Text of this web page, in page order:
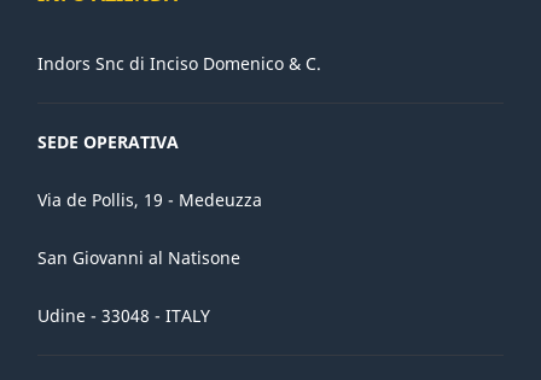
Indors Snc di Inciso Domenico & C.
SEDE OPERATIVA
Via de Pollis, 19 - Medeuzza
San Giovanni al Natisone
Udine - 33048 - ITALY